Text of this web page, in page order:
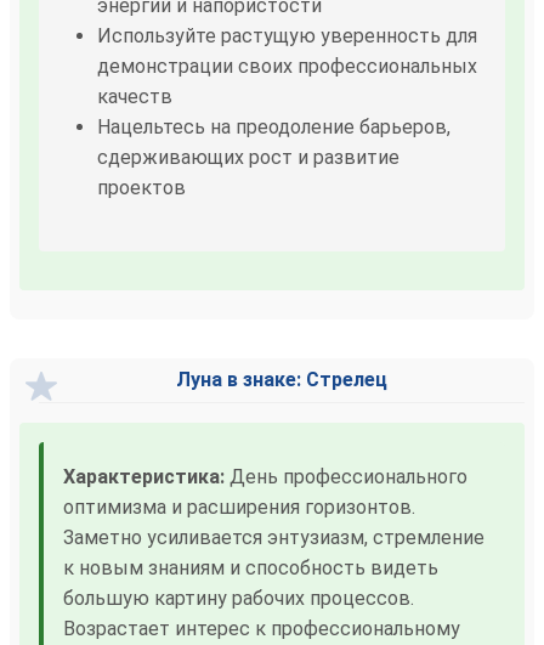
энергии и напористости
Используйте растущую уверенность для
демонстрации своих профессиональных
качеств
Нацельтесь на преодоление барьеров,
сдерживающих рост и развитие
проектов
Луна в знаке: Стрелец
Характеристика: День профессионального
оптимизма и расширения горизонтов.
Заметно усиливается энтузиазм, стремление
к новым знаниям и способность видеть
большую картину рабочих процессов.
Возрастает интерес к профессиональному